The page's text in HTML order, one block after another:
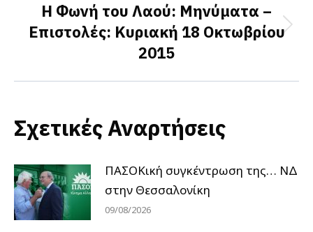
Next
post:
Η Φωνή του Λαού: Μηνύματα –
Επιστολές: Κυριακή 18 Οκτωβρίου
2015
Σχετικές Αναρτήσεις
ΠΑΣΟΚική συγκέντρωση της… ΝΔ
στην Θεσσαλονίκη
09/08/2026